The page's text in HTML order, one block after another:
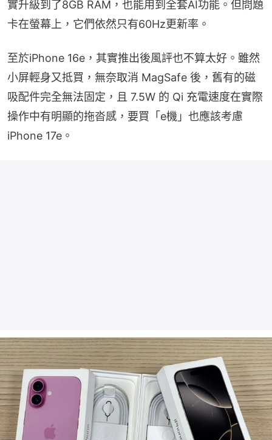
實升級到了8GB RAM，也能用到全套AI功能。但問題
卡在螢幕上，它們依然只有60Hz更新率。
至於iPhone 16e，其實推出後風評也不算太好。雖然
小屏輕身又抵買，無奈取消 MagSafe 後，舊有的磁
吸配件完全無法固定，且 7.5W 的 Qi 充電速度在實際
操作中有明顯的拖沓感，要買「e機」也應該考慮
iPhone 17e。